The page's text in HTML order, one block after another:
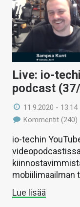
Live: io-
podcast
11.9.2020 - 13:14
Kommentit (240)
io-techin
mobiilimaailman
Lue lisää